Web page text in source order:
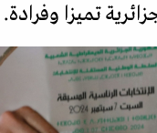
تميزا وفرادة.